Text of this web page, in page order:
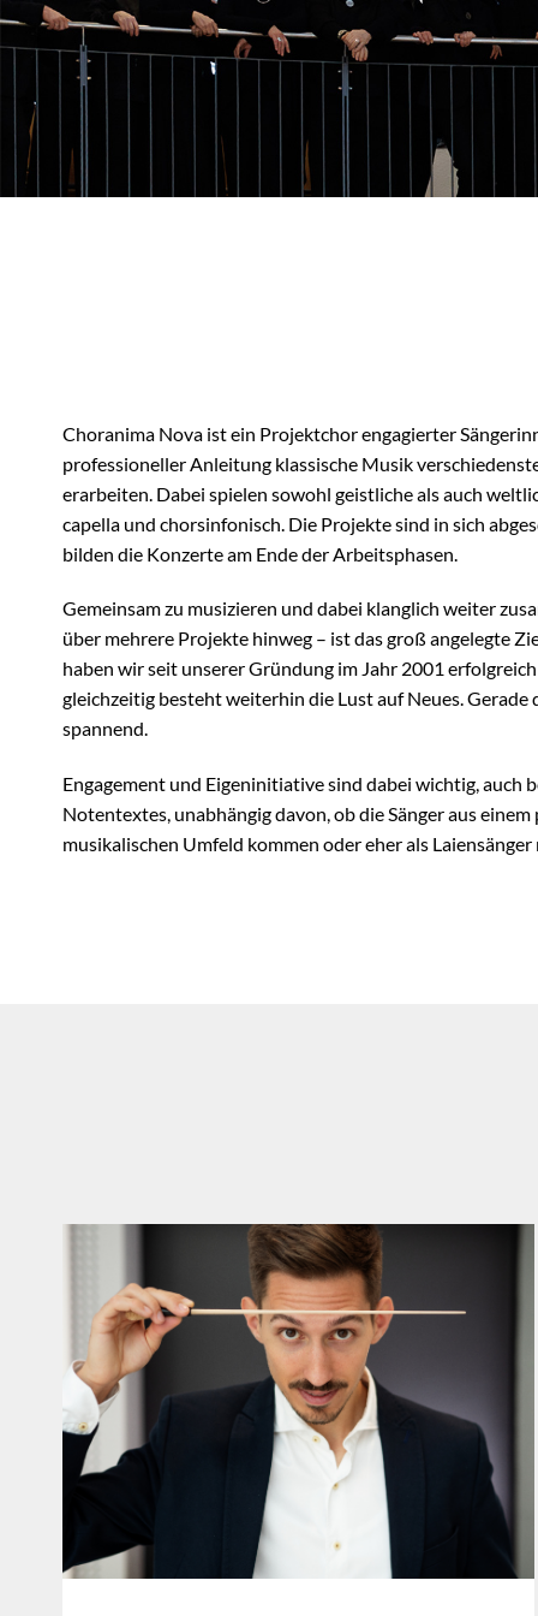
Choranima Nova ist ein Projektchor engagierter
professioneller Anleitung klassische Musik
erarbeiten. Dabei spielen sowohl geistliche als auch
capella und chorsinfonisch. Die Projekte sind in sich
bilden die Konzerte am Ende der Arbeitsphasen.
Gemeinsam zu musizieren und dabei klanglich weiter
über mehrere Projekte hinweg – ist das groß angelegte
haben wir seit unserer Gründung im Jahr 2001
gleichzeitig besteht weiterhin die Lust auf Neues. Gerade
spannend.
Engagement und Eigeninitiative sind dabei wichtig, auch
Notentextes, unabhängig davon, ob die Sänger aus
musikalischen Umfeld kommen oder eher als